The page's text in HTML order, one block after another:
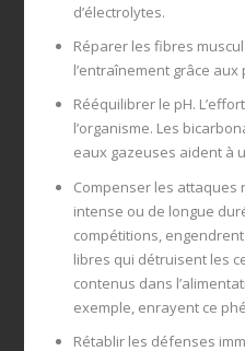
d’électrolytes.
Réparer les fibres
l’entraînement grâce aux
Rééquilibrer le pH.
l’organisme. Les
eaux gazeuses aident à
Compenser les attaques
intense ou de longue
compétitions,
libres qui détruisent les
contenus dans
exemple, enrayent ce
Rétablir les défenses